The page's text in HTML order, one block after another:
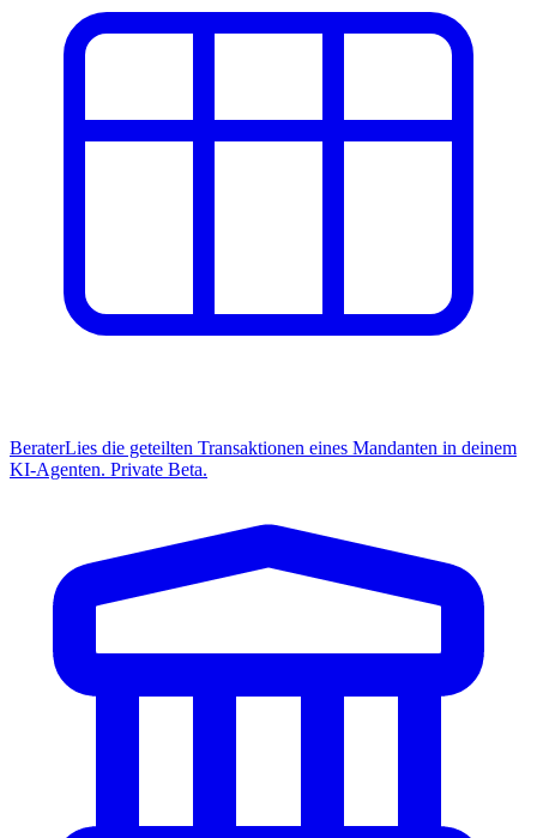
BeraterLies die geteilten Transaktionen eines Mandanten in deinem
KI-Agenten. Private Beta.